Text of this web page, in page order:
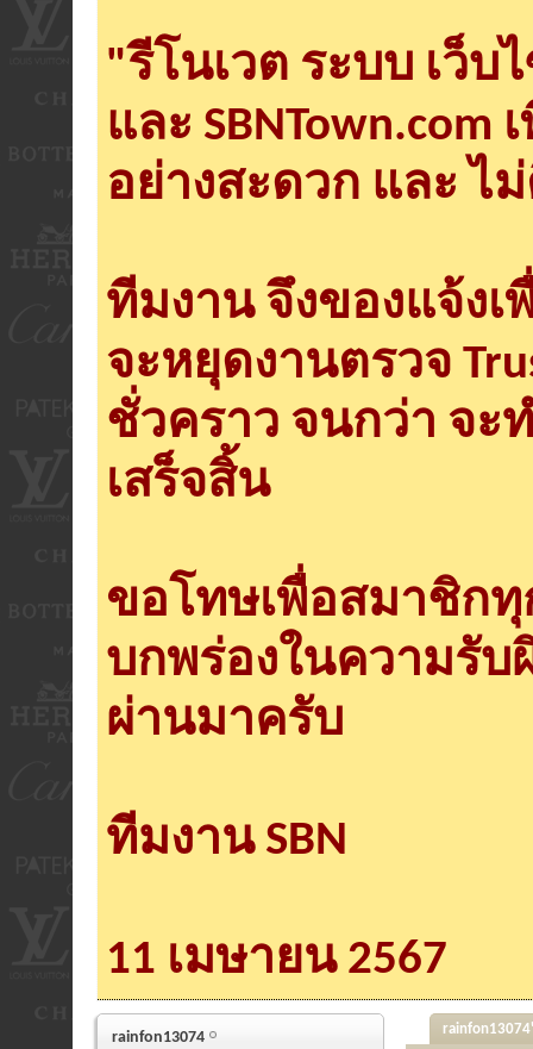
"รีโนเวต ระบบ เว็บ
และ
อย่างสะดวก และ ไ
ทีมงาน จึงของแจ้ง
จะหยุดงานตรวจ
ชั่วคราว จนกว่า จะ
เสร็จสิ้น
ขอโทษเพื่อสมาชิก
บกพร่องในความรั
ผ่านมาครับ
ทีมงาน SBN
11 เมษายน 2567
rainfon13074